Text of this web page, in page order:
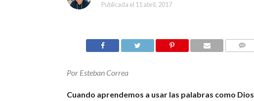
Publicada el 11 abril, 2017
Por Esteban Correa
Cuando aprendemos a usar las palabras como Dios